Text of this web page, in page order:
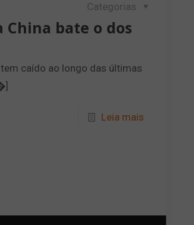
Categorias
China bate o dos
caído ao longo das últimas
Leia mais